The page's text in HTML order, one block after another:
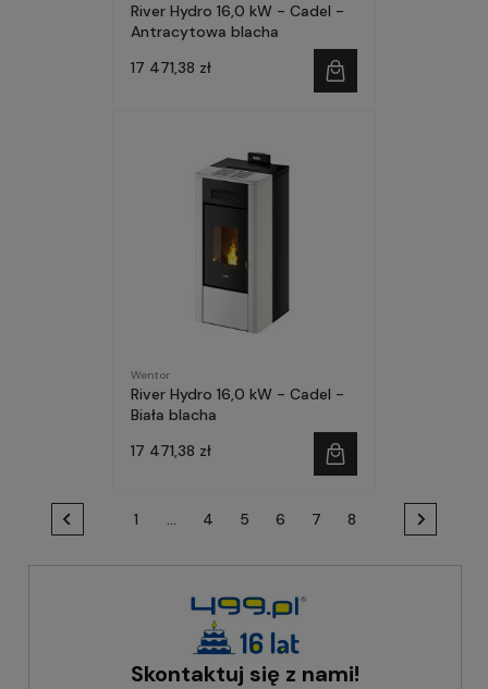
River Hydro 16,0 kW - Cadel -
Antracytowa blacha
17 471,38 zł
Wentor
River Hydro 16,0 kW - Cadel -
Biała blacha
17 471,38 zł
1 ... 4 5 6 7 8
Skontaktuj się z nami!